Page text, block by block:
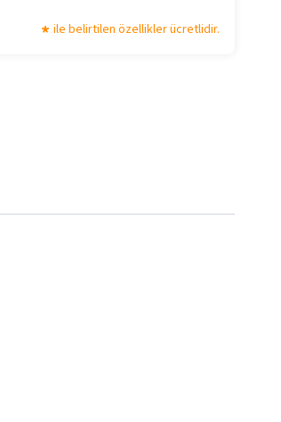
ile belirtilen özellikler ücretlidir.